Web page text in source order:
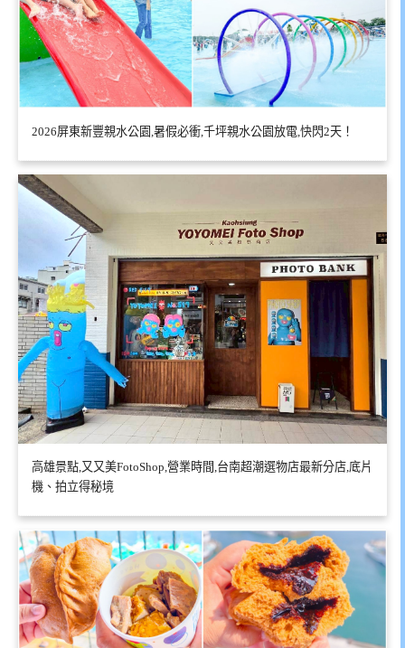
2026屏東新豐親水公園,暑假必衝,千坪親水公園放電,快閃2天！
高雄景點,又又美FotoShop,營業時間,台南超潮選物店最新分店,底片
機、拍立得秘境